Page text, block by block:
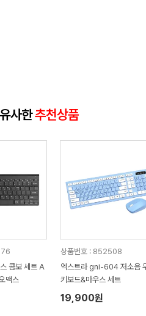
사한추천상품
콤보 세트 A
맥스
상품번호 : 852508
엑스트라 gni-604 저소음
키보드&마우스 세트
19,900원